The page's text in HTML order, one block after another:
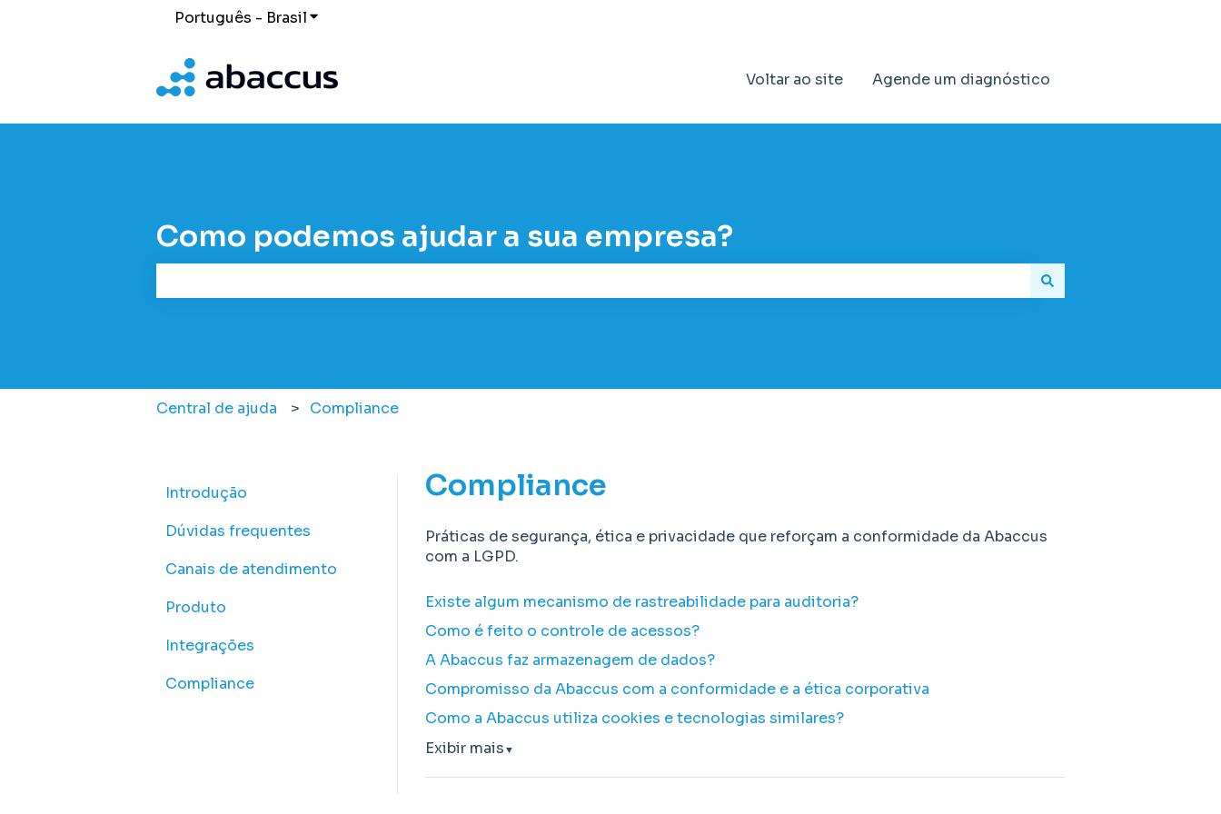
Português - BrasilMostrar submenu para traduções
Voltar ao site Agende um diagnóstico
Como podemos ajudar a sua empresa?
Central de ajuda Compliance
Compliance
Práticas de segurança, ética e privacidade que reforçam a conformidade da Abaccus
com a LGPD.
Existe algum mecanismo de rastreabilidade para auditoria?
Como é feito o controle de acessos?
A Abaccus faz armazenagem de dados?
Compromisso da Abaccus com a conformidade e a ética corporativa
Como a Abaccus utiliza cookies e tecnologias similares?
Exibir mais ▼
Introdução
Dúvidas frequentes
Canais de atendimento
Produto
Integrações
Compliance